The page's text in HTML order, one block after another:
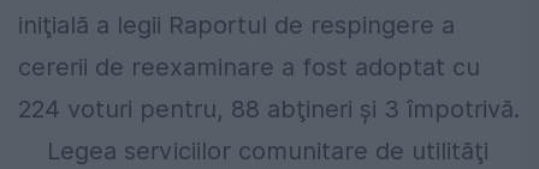
iniţială a legii Raportul de respingere a
cererii de reexaminare a fost adoptat cu
224 voturi pentru, 88 abţineri şi 3 împotrivă.
Legea serviciilor comunitare de utilităţi